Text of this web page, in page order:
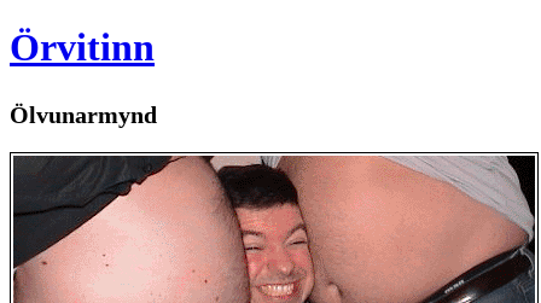
Örvitinn
Ölvunarmynd